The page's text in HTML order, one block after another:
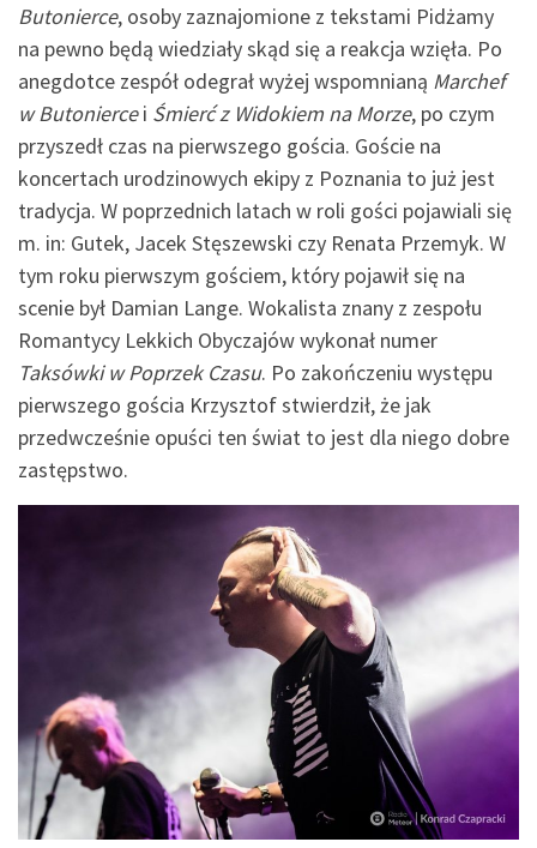
Butonierce, osoby zaznajomione z tekstami Pidżamy
na pewno będą wiedziały skąd się a reakcja wzięła. Po
anegdotce zespół odegrał wyżej wspomnianą Marchef
w Butoniercei Śmierć z Widokiem na Morze, po czym
przyszedł czas na pierwszego gościa. Goście na
koncertach urodzinowych ekipy z Poznania to już jest
tradycja. W poprzednich latach w roli gości pojawiali się
m. in: Gutek, Jacek Stęszewski czy Renata Przemyk. W
tym roku pierwszym gościem, który pojawił się na
scenie był Damian Lange. Wokalista znany z zespołu
Romantycy Lekkich Obyczajów wykonał numer
Taksówki w Poprzek Czasu. Po zakończeniu występu
pierwszego gościa Krzysztof stwierdził, że jak
przedwcześnie opuści ten świat to jest dla niego dobre
zastępstwo.